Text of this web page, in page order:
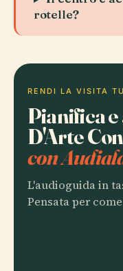
rotelle?
RENDI LA VISITA
Pianifica
D'Arte
con
L'audioguida in
Pensata per